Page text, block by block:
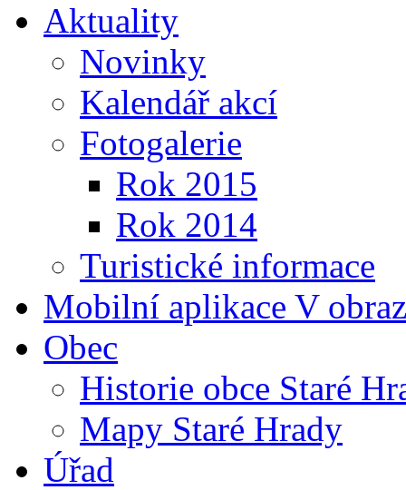
Aktuality
Novinky
Kalendář akcí
Fotogalerie
Rok 2015
Rok 2014
Turistické informace
Mobilní aplikace V
Obec
Historie obce Staré
Mapy Staré Hrady
Úřad